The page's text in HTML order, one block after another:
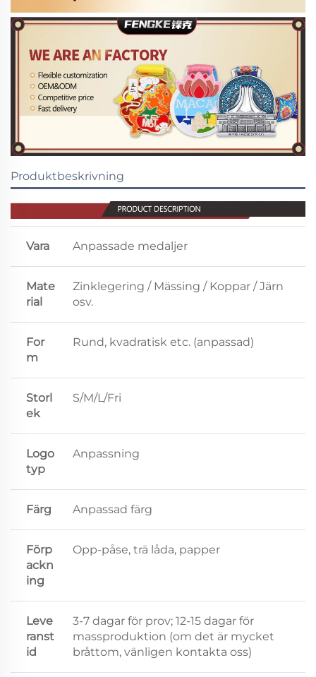
Produktbeskrivning
Vara Anpassade medaljer
Mate
rial
Zinklegering / Mässing / Koppar / Järn
osv.
For
m
Rund, kvadratisk etc. (anpassad)
Storl
ek
S/M/L/Fri
Logo
typ
Anpassning
Färg Anpassad färg
Förp
ackn
ing
Opp-påse, trä låda, papper
Leve
ranst
id
3-7 dagar för prov; 12-15 dagar för
massproduktion (om det är mycket
bråttom, vänligen kontakta oss)